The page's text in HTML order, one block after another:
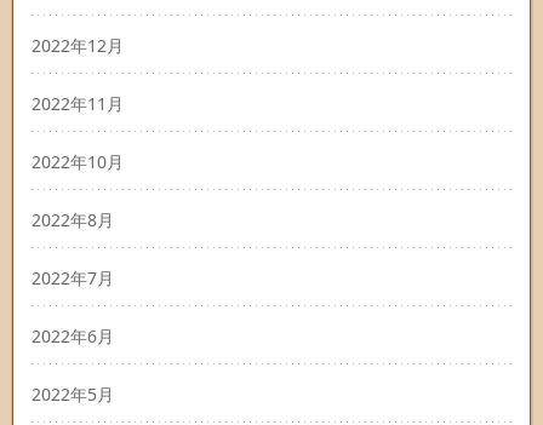
2022年12月
2022年11月
2022年10月
2022年8月
2022年7月
2022年6月
2022年5月